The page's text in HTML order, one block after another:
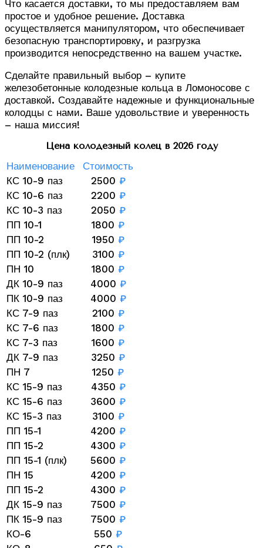
Что касается доставки, то мы предоставляем вам
простое и удобное решение. Доставка
осуществляется манипулятором, что обеспечивает
безопасную транспортировку, и разгрузка
производится непосредственно на вашем участке.
Сделайте правильный выбор – купите
железобетонные колодезные кольца в Ломоносове с
доставкой. Создавайте надежные и функциональные
колодцы с нами. Ваше удовольствие и уверенность
– наша миссия!
Цена колодезный колец в 2026 году
Наименование
Стоимость
КС 10-9 паз
2500 ₽
КС 10-6 паз
2200 ₽
КС 10-3 паз
2050 ₽
ПП 10-1
1800 ₽
ПП 10-2
1950 ₽
ПП 10-2 (плк)
3100 ₽
ПН 10
1800 ₽
ДК 10-9 паз
4000 ₽
ПК 10-9 паз
4000 ₽
КС 7-9 паз
2100 ₽
КС 7-6 паз
1800 ₽
КС 7-3 паз
1600 ₽
ДК 7-9 паз
3250 ₽
ПН 7
1250 ₽
КС 15-9 паз
4350 ₽
КС 15-6 паз
3600 ₽
КС 15-3 паз
3100 ₽
ПП 15-1
4200 ₽
ПП 15-2
4300 ₽
ПП 15-1 (плк)
5600 ₽
ПН 15
4200 ₽
ПП 15-2
4300 ₽
ДК 15-9 паз
7500 ₽
ПК 15-9 паз
7500 ₽
КО-6
550 ₽